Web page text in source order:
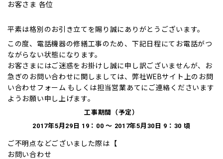
お客さま 各位
平素は格別のお引き立てを賜り誠にありがとうございます。
この度、電話機器の修繕工事のため、下記日程にてお電話がつ
ながらない状態になります。
お客さまにはご迷惑をお掛けし誠に申し訳ございませんが、お
急ぎのお問い合わせに関しましては、弊社WEBサイト上のお問
い合わせフォーム もしくは担当営業あてにご連絡くださいます
ようお願い申し上げます。
工事期間（予定）
2017年5月29日 19：00 ～ 2017年5月30日 9：30 頃
ご不明点などございました際は【
お問い合わせ